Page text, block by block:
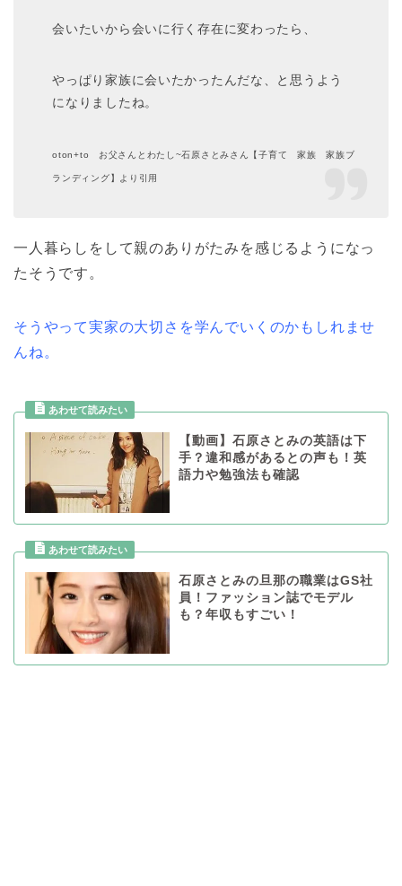
会いたいから会いに行く存在に変わったら、
やっぱり家族に会いたかったんだな、と思うよう
になりましたね。
oton+to お父さんとわたし~石原さとみさん【子育て 家族 家族ブ
ランディング】より引用
一人暮らしをして親のありがたみを感じるようになっ
たそうです。
そうやって実家の大切さを学んでいくのかもしれませ
んね。
【動画】石原さとみの英語は下
手？違和感があるとの声も！英
語力や勉強法も確認
石原さとみの旦那の職業はGS社
員！ファッション誌でモデル
も？年収もすごい！